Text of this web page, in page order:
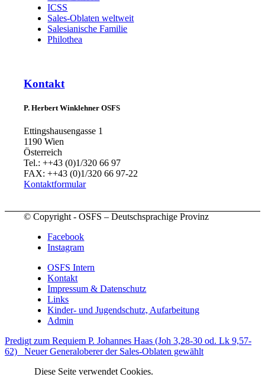
ICSS
Sales-Oblaten weltweit
Salesianische Familie
Philothea
Kontakt
P. Herbert Winklehner OSFS
Ettingshausengasse 1
1190 Wien
Österreich
Tel.: ++43 (0)1/320 66 97
FAX: ++43 (0)1/320 66 97-22
Kontaktformular
© Copyright - OSFS – Deutschsprachige Provinz
Facebook
Instagram
OSFS Intern
Kontakt
Impressum & Datenschutz
Links
Kinder- und Jugendschutz, Aufarbeitung
Admin
Predigt zum Requiem P. Johannes Haas (Joh 3,28-30 od. Lk 9,57-
62)
Neuer Generaloberer der Sales-Oblaten gewählt
Diese Seite verwendet Cookies.